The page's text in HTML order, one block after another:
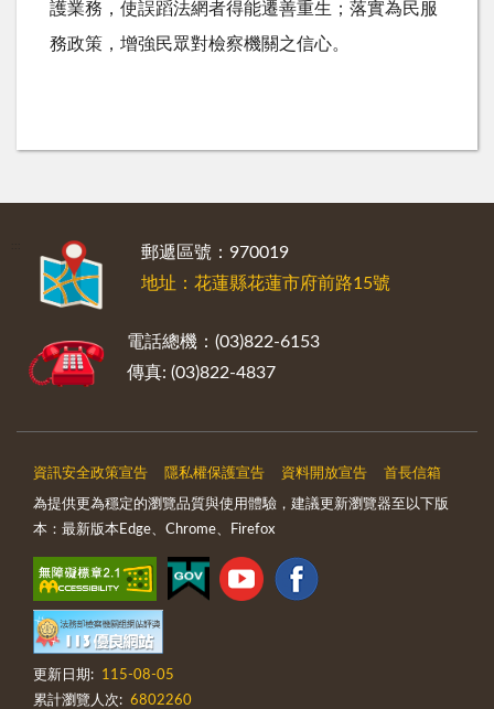
護業務，使誤蹈法網者得能遷善重生；落實為民服
務政策，增強民眾對檢察機關之信心。
郵遞區號：970019
地址：花蓮縣花蓮市府前路15號
電話總機：(03)822-6153
傳真: (03)822-4837
資訊安全政策宣告 隱私權保護宣告 資料開放宣告 首長信箱
為提供更為穩定的瀏覽品質與使用體驗，建議更新瀏覽器至以下版
本：最新版本Edge、Chrome、Firefox
更新日期:
115-08-05
累計瀏覽人次: 6802260